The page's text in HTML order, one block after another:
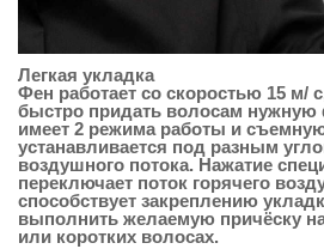
Легкая укладка
Фен работает со скоростью 15 м/
быстро придать волосам нужную
имеет 2 режима работы и
устанавливается под разным
воздушного потока. Нажатие
переключает поток горячего
способствует закреплению
выполнить желаемую причёску
или коротких волосах.